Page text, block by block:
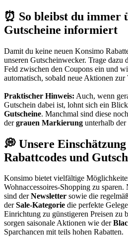
⏰ So bleibst du immer
Gutscheine informiert
Damit du keine neuen Konsimo
unseren Gutscheinwecker. Trage dazu
Feld zwischen den Coupons ein und
automatisch, sobald neue Aktionen zur
Praktischer Hinweis: Auch, wenn
Gutschein dabei ist, lohnt sich ein
Gutscheine. Manchmal sind diese
dergrauen Markierung unterhalb
💭 Unsere
Rabattcodes und
Konsimo bietet vielfältige
Wohnaccessoires-Shopping zu sparen.
sind derNewsletter sowie die
derSale-Kategorie die perfekte
Einrichtung zu günstigeren Preisen zu
sorgen saisonale Aktionen wie der
Sparchancen mit teils hohen Rabatten.